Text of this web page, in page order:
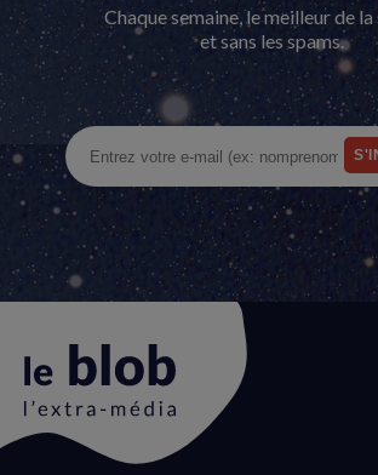
Chaque semaine, le meilleur de
et sans les spams.